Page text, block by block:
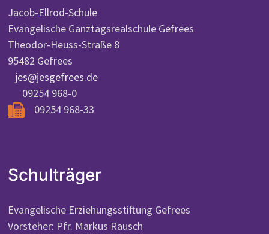
Jacob-Ellrod-Schule
Evangelische Ganztagsrealschule Gefrees
Theodor-Heuss-Straße 8
95482 Gefrees
jes@jesgefrees.de
09254 968-0
09254 968-33
Schulträger
Evangelische Erziehungsstiftung Gefrees
Vorsteher: Pfr. Markus Rausch